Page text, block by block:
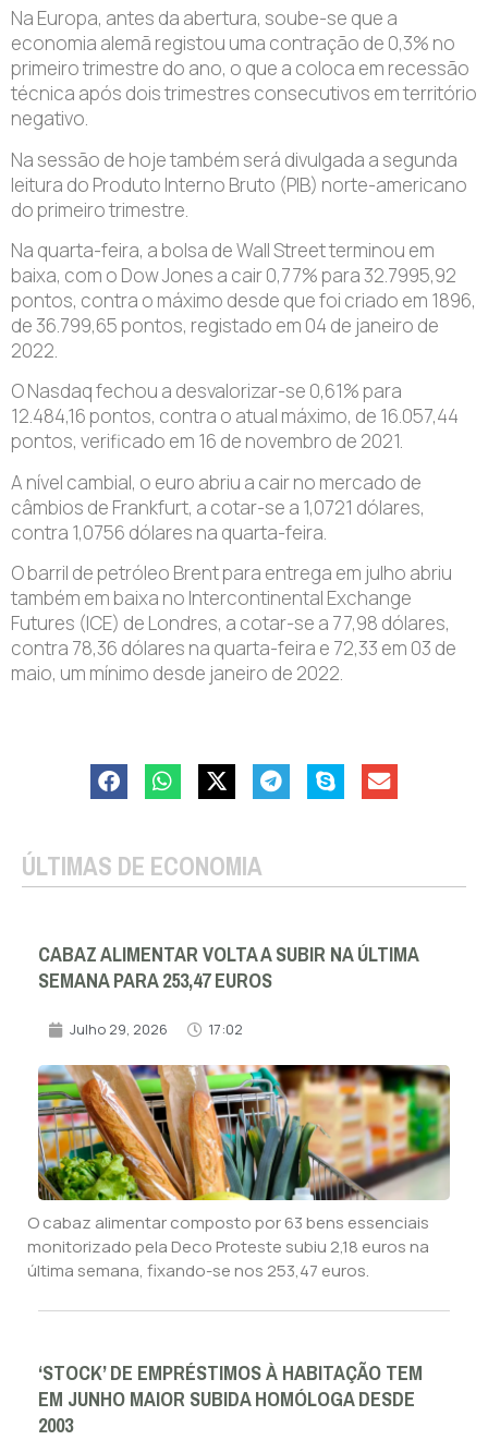
Na Europa, antes da abertura, soube-se que a
economia alemã registou uma contração de 0,3% no
primeiro trimestre do ano, o que a coloca em recessão
técnica após dois trimestres consecutivos em território
negativo.
Na sessão de hoje também será divulgada a segunda
leitura do Produto Interno Bruto (PIB) norte-americano
do primeiro trimestre.
Na quarta-feira, a bolsa de Wall Street terminou em
baixa, com o Dow Jones a cair 0,77% para 32.7995,92
pontos, contra o máximo desde que foi criado em 1896,
de 36.799,65 pontos, registado em 04 de janeiro de
2022.
O Nasdaq fechou a desvalorizar-se 0,61% para
12.484,16 pontos, contra o atual máximo, de 16.057,44
pontos, verificado em 16 de novembro de 2021.
A nível cambial, o euro abriu a cair no mercado de
câmbios de Frankfurt, a cotar-se a 1,0721 dólares,
contra 1,0756 dólares na quarta-feira.
O barril de petróleo Brent para entrega em julho abriu
também em baixa no Intercontinental Exchange
Futures (ICE) de Londres, a cotar-se a 77,98 dólares,
contra 78,36 dólares na quarta-feira e 72,33 em 03 de
maio, um mínimo desde janeiro de 2022.
ÚLTIMAS DE ECONOMIA
CABAZ ALIMENTAR VOLTA A SUBIR NA ÚLTIMA
SEMANA PARA 253,47 EUROS
Julho 29, 2026 17:02
O cabaz alimentar composto por 63 bens essenciais
monitorizado pela Deco Proteste subiu 2,18 euros na
última semana, fixando-se nos 253,47 euros.
‘STOCK’ DE EMPRÉSTIMOS À HABITAÇÃO TEM
EM JUNHO MAIOR SUBIDA HOMÓLOGA DESDE
2003